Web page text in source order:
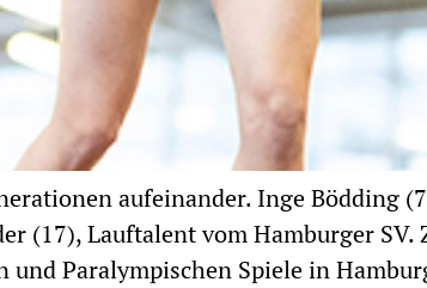
aufeinander. Inge Bödding
(17), Lauftalent vom Hamburger SV.
Paralympischen Spiele in